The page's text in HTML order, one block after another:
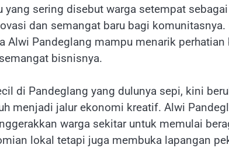
yang sering disebut warga setempat
dan semangat baru bagi
Alwi Pandeglang mampu menarik
bisnisnya.
di Pandeglang yang dulunya sepi, kini
menjadi jalur ekonomi kreatif. Alwi
warga sekitar untuk memulai
lokal tetapi juga membuka lapangan